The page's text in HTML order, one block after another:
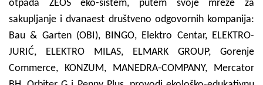
otpada ZEOS eko-sistem, putem svoje mreže za
sakupljanje i dvanaest društveno odgovornih kompanija:
Bau & Garten (OBI), BINGO, Elektro Centar, ELEKTRO-
JURIĆ, ELEKTRO MILAS, ELMARK GROUP, Gorenje
Commerce, KONZUM, MANEDRA-COMPANY, Mercator